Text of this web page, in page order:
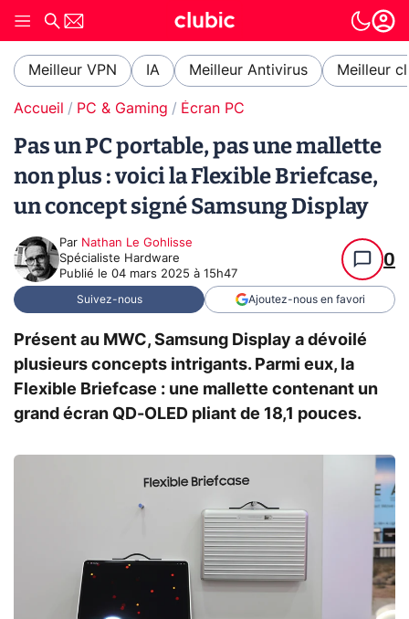
Meilleur VPN IA Meilleur Antivirus Meilleur
Accueil PC & Gaming Écran PC
Pas un PC portable, pas une mallette
non plus : voici la Flexible Briefcase,
un concept signé Samsung Display
Par Nathan Le Gohlisse
Spécialiste Hardware
Publié le 04 mars 2025 à 15h47
0
Suivez-nous Ajoutez-nous en favori
Présent au MWC, Samsung Display a dévoilé
plusieurs concepts intrigants. Parmi eux, la
Flexible Briefcase : une mallette contenant un
grand écran QD-OLED pliant de 18,1 pouces.